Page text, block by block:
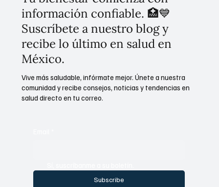
información confiable. 🏥💙
Suscríbete a nuestro blog y
recibe lo último en salud en
México.
Subscribe
Vive más saludable, infórmate mejor. Únete a nuestra
comunidad y recibe consejos, noticias y tendencias en
salud directo en tu correo.